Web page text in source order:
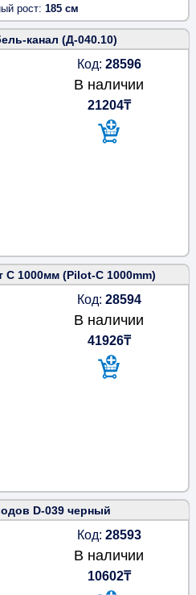
рост 185 см
канал (Д-040.10)
Код: 28596
В наличии
21204₸
С 1000мм (Pilot-C 1000mm)
Код: 28594
В наличии
41926₸
D-039 черный
Код: 28593
В наличии
10602₸